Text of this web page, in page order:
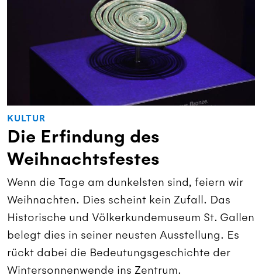
KULTUR
Die Erfindung des
Weihnachtsfestes
Wenn die Tage am dunkelsten sind, feiern wir
Weihnachten. Dies scheint kein Zufall. Das
Historische und Völkerkundemuseum St. Gallen
belegt dies in seiner neusten Ausstellung. Es
rückt dabei die Bedeutungsgeschichte der
Wintersonnenwende ins Zentrum.